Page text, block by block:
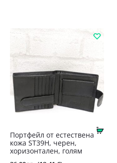
Купи
Портфейл от естествена
кожа ST39Н, черен,
хоризонтален, голям